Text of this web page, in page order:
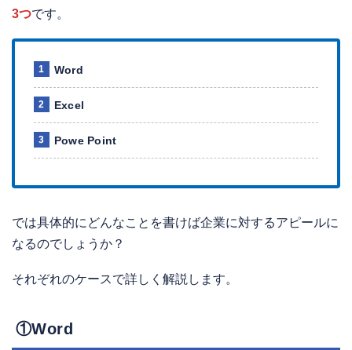
3つです。
Word
Excel
Powe Point
では具体的にどんなことを書けば企業に対するアピールに
なるのでしょうか？
それぞれのケースで詳しく解説します。
①Word